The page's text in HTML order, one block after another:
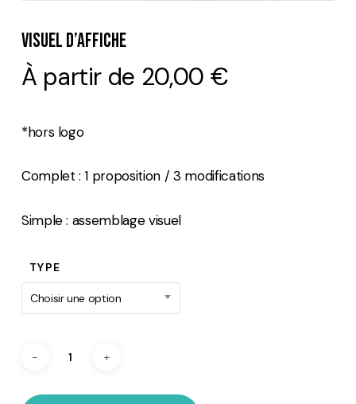
Visuel D’affiche
À partir de 20,00 €
*hors logo
Complet : 1 proposition / 3 modifications
Simple : assemblage visuel
TYPE
Choisir une option